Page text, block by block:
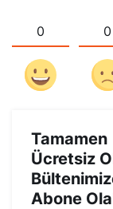
0 0
Tamamen
Ücretsiz
Abone